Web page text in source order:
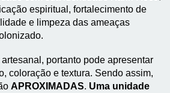
espiritual, fortalecimento de
e limpeza das ameaças
portanto pode apresentar
coloração e textura. Sendo assim,
APROXIMADAS. Uma unidade